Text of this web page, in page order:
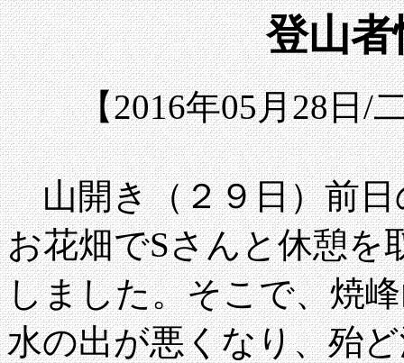
登山者
【2016年05月28日/
山開き（２９日）前日
お花畑でSさんと休憩を
しました。そこで、焼
水の出が悪くなり、殆